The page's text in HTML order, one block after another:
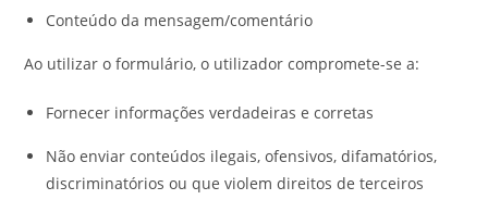
Conteúdo da mensagem/comentário
Ao utilizar o formulário, o utilizador compromete-se a:
Fornecer informações verdadeiras e corretas
Não enviar conteúdos ilegais, ofensivos, difamatórios,
discriminatórios ou que violem direitos de terceiros